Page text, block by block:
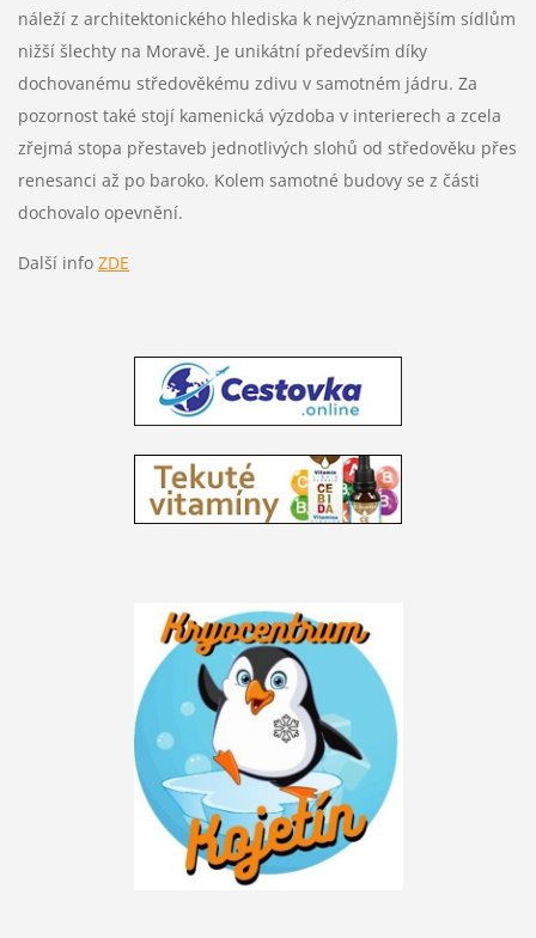
náleží z architektonického hlediska k nejvýznamnějším sídlům
nižší šlechty na Moravě. Je unikátní především díky
dochovanému středověkému zdivu v samotném jádru. Za
pozornost také stojí kamenická výzdoba v interierech a zcela
zřejmá stopa přestaveb jednotlivých slohů od středověku přes
renesanci až po baroko. Kolem samotné budovy se z části
dochovalo opevnění.
Další info ZDE